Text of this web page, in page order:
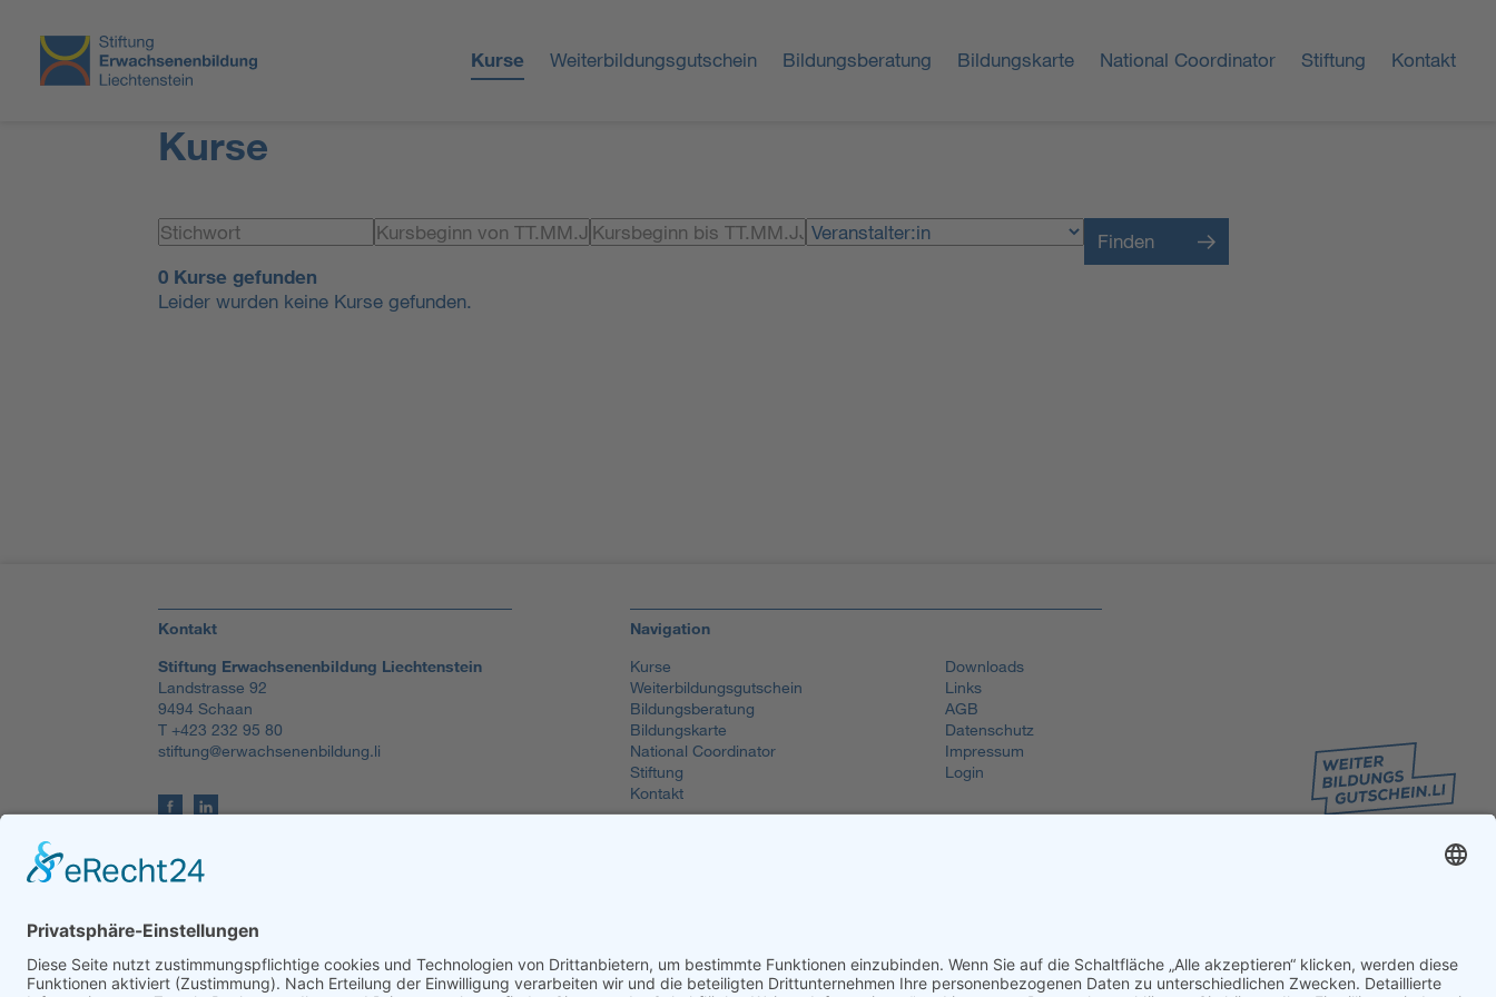
Kurse Weiterbildungsgutschein Bildungsberatung Bildungskarte National Coordinator Stiftung Kontakt
Kurse
Finden
0 Kurse gefunden
Leider wurden keine Kurse gefunden.
Kontakt
Stiftung Erwachsenenbildung Liechtenstein
Landstrasse 92
9494 Schaan
T +423 232 95 80
stiftung@erwachsenenbildung.li
Navigation
Kurse
Weiterbildungsgutschein
Bildungsberatung
Bildungskarte
National Coordinator
Stiftung
Kontakt
Downloads
Links
AGB
Datenschutz
Impressum
Login